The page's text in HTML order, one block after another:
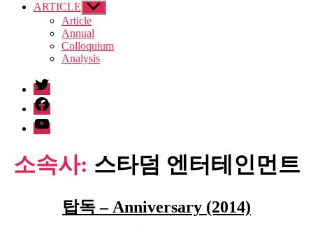
ARTICLE Show
sub
menu
Article
Annual
Colloquium
Analysis
twitter
facebook
Youtube
소속사: 스타덤 엔터테인먼트
탑독 – Anniversary (2014)